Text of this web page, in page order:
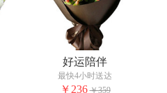
好运陪伴
最快4小时送达
￥236 ￥359